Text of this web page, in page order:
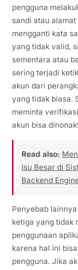
pengguna
sandi atau
mengganti kata
yang tidak valid,
sementara atau
sering terjadi
akun dari
yang tidak biasa.
meminta
akun bisa
Read also:
Isu Besar di
Backend
Penyebab
ketiga yang tidak
penggunaan
karena hal ini
pengguna. Jika